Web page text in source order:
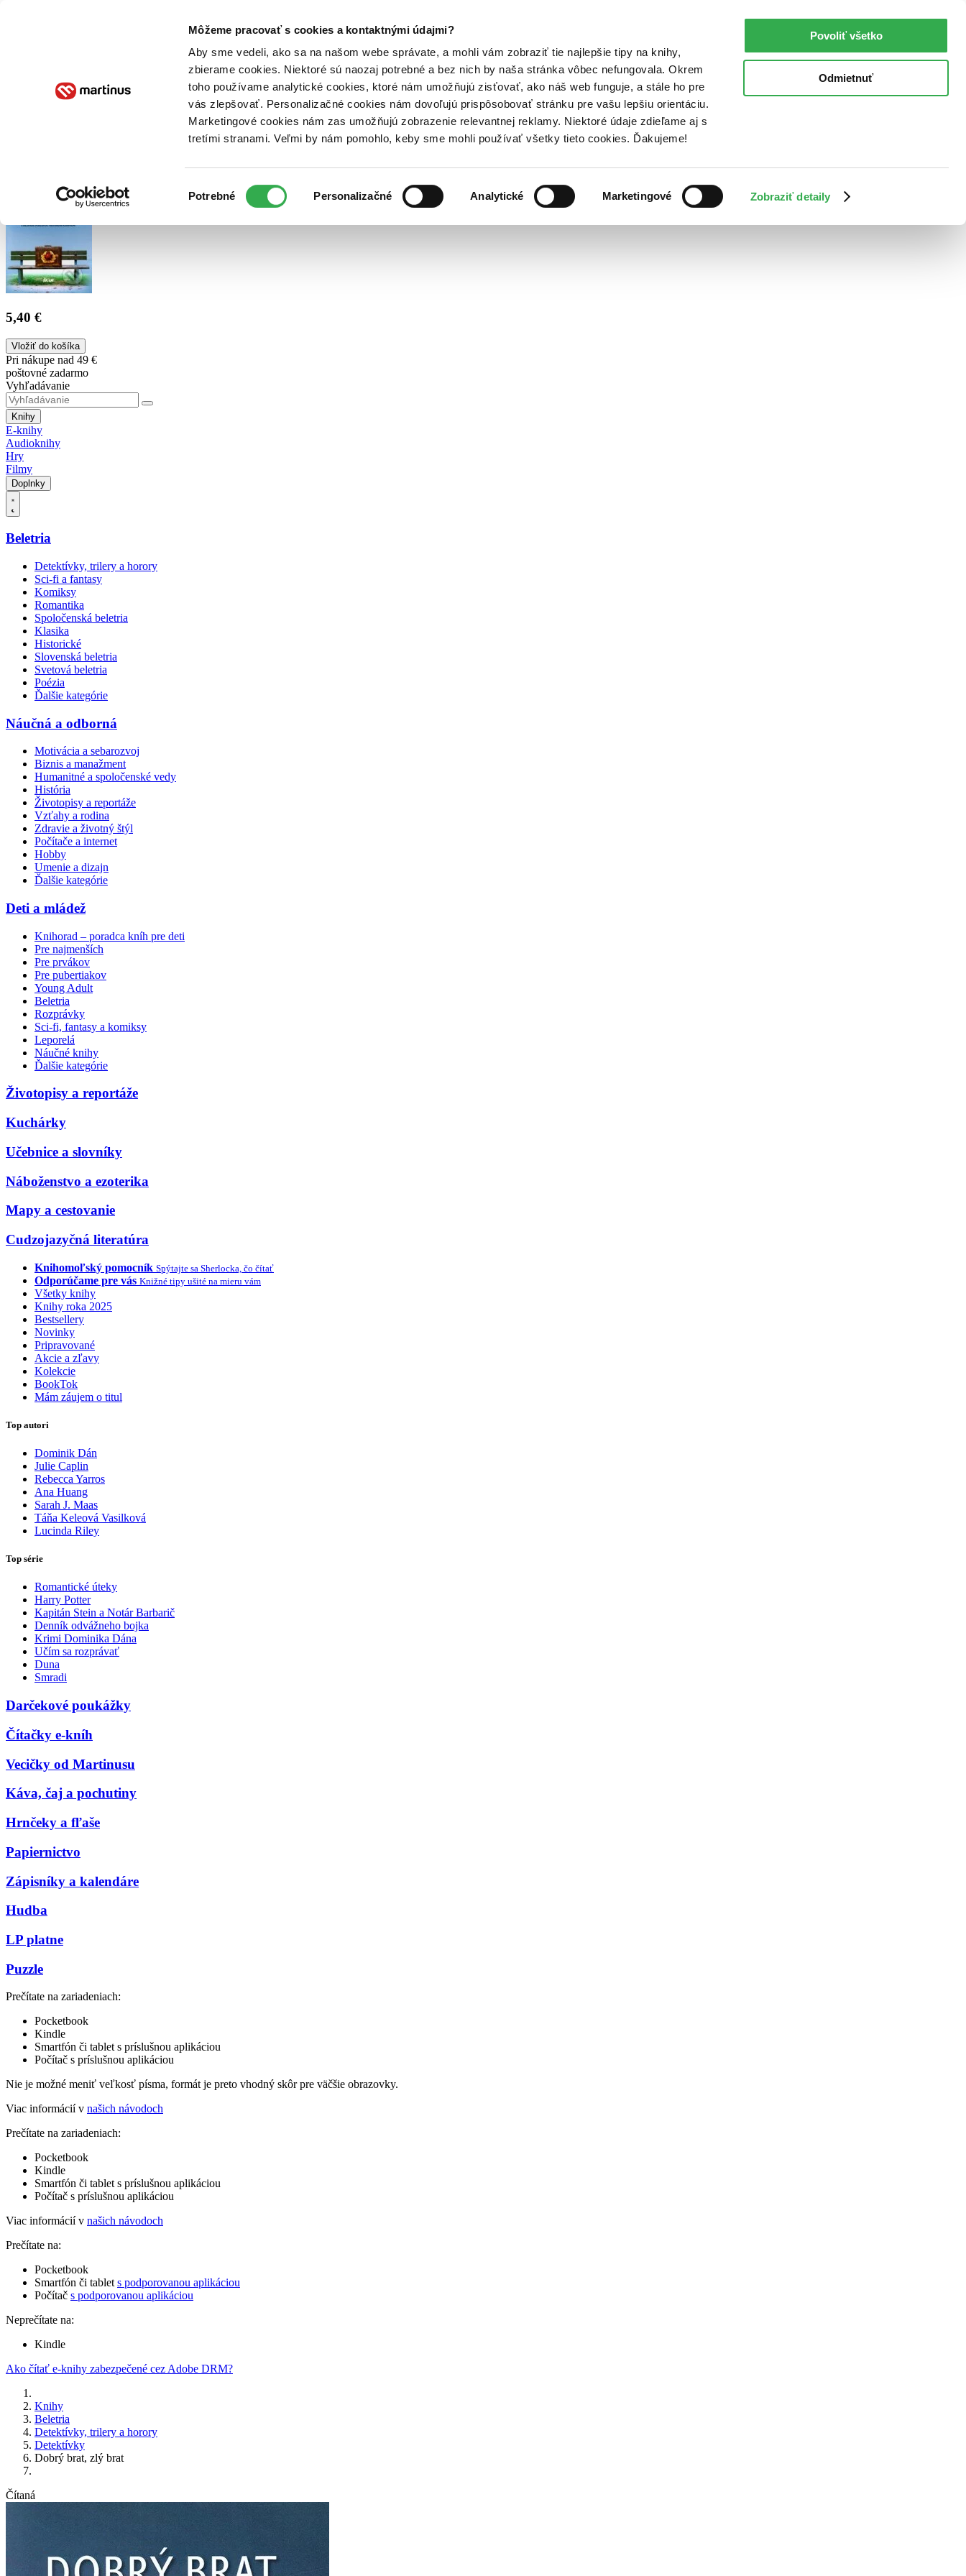
Môžeme pracovať s cookies a kontaktnými údajmi?
Aby sme vedeli, ako sa na našom webe správate, a mohli vám zobraziť tie najlepšie tipy na knihy,
zbierame cookies. Niektoré sú naozaj potrebné a bez nich by naša stránka vôbec nefungovala. Okrem
toho používame analytické cookies, ktoré nám umožňujú zisťovať, ako náš web funguje, a stále ho pre
vás zlepšovať. Personalizačné cookies nám dovoľujú prispôsobovať stránku pre vašu lepšiu orientáciu.
Marketingové cookies nám zas umožňujú zobrazenie relevantnej reklamy. Niektoré údaje zdieľame aj s
tretími stranami. Veľmi by nám pomohlo, keby sme mohli používať všetky tieto cookies. Ďakujeme!
súhlasu
Potrebné Personalizačné Analytické Marketingové Zobraziť detaily
Povoliť všetko
Odmietnuť
Poukážky Kontakt
5,40 €
Vložiť do košíka
Pri nákupe nad 49 €
poštovné zadarmo
Vyhľadávanie
Knihy
E-knihy
Audioknihy
Hry
Filmy
Doplnky
Beletria
Detektívky, trilery a horory
Sci-fi a fantasy
Komiksy
Romantika
Spoločenská beletria
Klasika
Historické
Slovenská beletria
Svetová beletria
Poézia
Ďalšie kategórie
Náučná a odborná
Motivácia a sebarozvoj
Biznis a manažment
Humanitné a spoločenské vedy
História
Životopisy a reportáže
Vzťahy a rodina
Zdravie a životný štýl
Počítače a internet
Hobby
Umenie a dizajn
Ďalšie kategórie
Deti a mládež
Knihorad – poradca kníh pre deti
Pre najmenších
Pre prvákov
Pre pubertiakov
Young Adult
Beletria
Rozprávky
Sci-fi, fantasy a komiksy
Leporelá
Náučné knihy
Ďalšie kategórie
Životopisy a reportáže
Kuchárky
Učebnice a slovníky
Náboženstvo a ezoterika
Mapy a cestovanie
Cudzojazyčná literatúra
Knihomoľský pomocník Spýtajte sa Sherlocka, čo čítať
Odporúčame pre vás Knižné tipy ušité na mieru vám
Všetky knihy
Knihy roka 2025
Bestsellery
Novinky
Pripravované
Akcie a zľavy
Kolekcie
BookTok
Mám záujem o titul
Top autori
Dominik Dán
Julie Caplin
Rebecca Yarros
Ana Huang
Sarah J. Maas
Táňa Keleová Vasilková
Lucinda Riley
Top série
Romantické úteky
Harry Potter
Kapitán Stein a Notár Barbarič
Denník odvážneho bojka
Krimi Dominika Dána
Učím sa rozprávať
Duna
Smradi
Darčekové poukážky
Čítačky e-kníh
Vecičky od Martinusu
Káva, čaj a pochutiny
Hrnčeky a fľaše
Papiernictvo
Zápisníky a kalendáre
Hudba
LP platne
Puzzle
Prečítate na zariadeniach:
Pocketbook
Kindle
Smartfón či tablet s príslušnou aplikáciou
Počítač s príslušnou aplikáciou
Nie je možné meniť veľkosť písma, formát je preto vhodný skôr pre väčšie obrazovky.
Viac informácií v našich návodoch
Prečítate na zariadeniach:
Pocketbook
Kindle
Smartfón či tablet s príslušnou aplikáciou
Počítač s príslušnou aplikáciou
Viac informácií v našich návodoch
Prečítate na:
Pocketbook
Smartfón či tablet s podporovanou aplikáciou
Počítač s podporovanou aplikáciou
Neprečítate na:
Kindle
Ako čítať e-knihy zabezpečené cez Adobe DRM?
Knihy
Beletria
Detektívky, trilery a horory
Detektívky
Dobrý brat, zlý brat
Čítaná